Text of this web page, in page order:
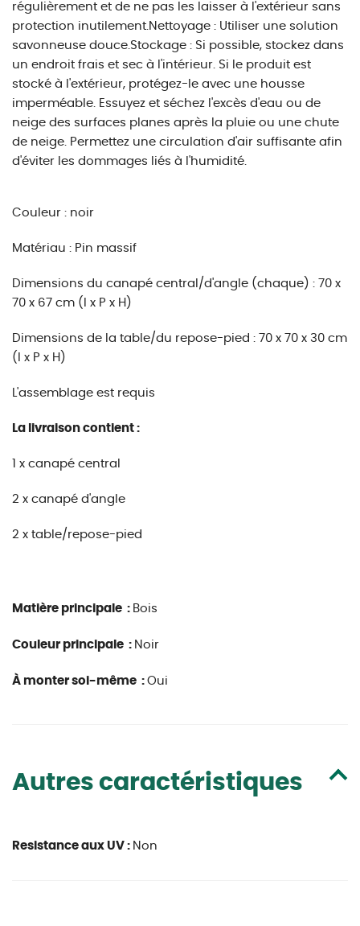
régulièrement et de ne pas les laisser à l'extérieur sans
protection inutilement.Nettoyage : Utiliser une solution
savonneuse douce.Stockage : Si possible, stockez dans
un endroit frais et sec à l'intérieur. Si le produit est
stocké à l'extérieur, protégez-le avec une housse
imperméable. Essuyez et séchez l'excès d'eau ou de
neige des surfaces planes après la pluie ou une chute
de neige. Permettez une circulation d'air suffisante afin
d'éviter les dommages liés à l'humidité.
Couleur : noir
Matériau : Pin massif
Dimensions du canapé central/d'angle (chaque) : 70 x
70 x 67 cm (l x P x H)
Dimensions de la table/du repose-pied : 70 x 70 x 30 cm
(l x P x H)
L'assemblage est requis
La livraison contient :
1 x canapé central
2 x canapé d'angle
2 x table/repose-pied
Matière principale : Bois
Couleur principale : Noir
À monter soi-même : Oui
Autres caractéristiques
Resistance aux UV : Non